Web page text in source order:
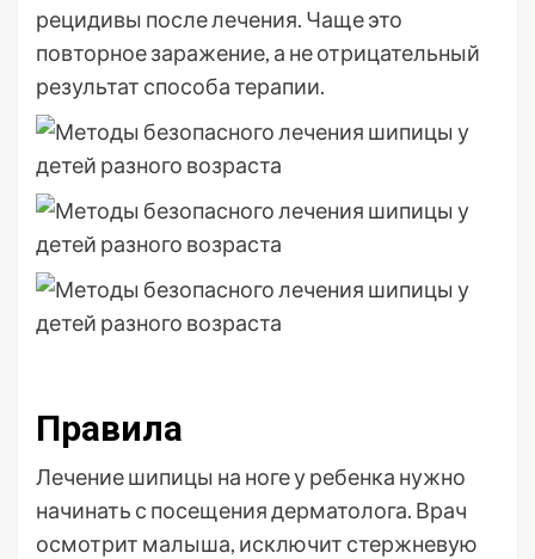
рецидивы после лечения. Чаще это
повторное заражение, а не отрицательный
результат способа терапии.
Правила
Лечение шипицы на ноге у ребенка нужно
начинать с посещения дерматолога. Врач
осмотрит малыша, исключит стержневую